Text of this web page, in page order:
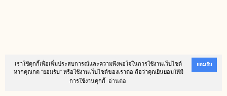
เราใช้คุกกี้เพื่อเพิ่มประสบการณ์และความพึงพอใจในการใช้งานเว็บไซต์
หากคุณกด "ยอมรับ" หรือใช้งานเว็บไซต์ของเราต่อ ถือว่าคุณยินยอมให้มี
การใช้งานคุกกี้
อ่านต่อ
ยอมรับ